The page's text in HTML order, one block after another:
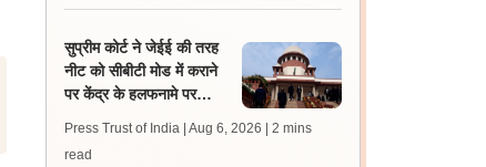
सुप्रीम कोर्ट ने जेईई की तरह
नीट को सीबीटी मोड में कराने
पर केंद्र के हलफनामे पर
Press Trust of India | Aug 6, 2026
| 2 mins
read